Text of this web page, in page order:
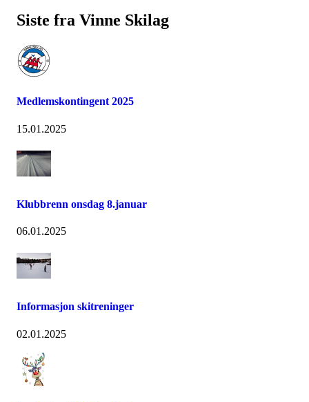
Siste fra Vinne Skilag
Medlemskontingent 2025
15.01.2025
Klubbrenn onsdag 8.januar
06.01.2025
Informasjon skitreninger
02.01.2025